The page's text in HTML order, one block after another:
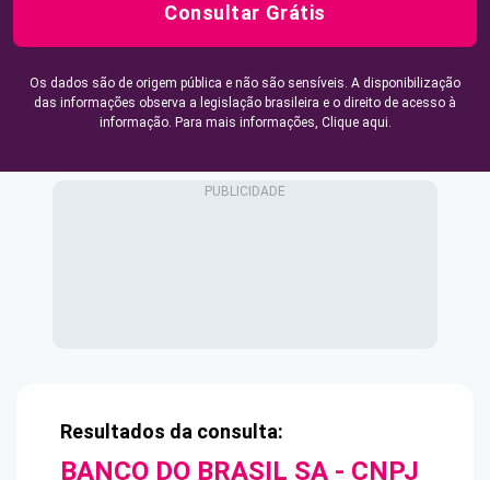
Consultar Grátis
Os dados são de origem pública e não são sensíveis. A disponibilização
das informações observa a legislação brasileira e o direito de acesso à
informação. Para mais informações, Clique aqui.
Resultados da consulta:
BANCO DO BRASIL SA - CNPJ